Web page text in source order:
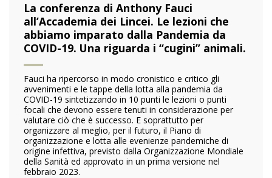
La conferenza di Anthony Fauci
all’Accademia dei Lincei. Le lezioni che
abbiamo imparato dalla Pandemia da
COVID-19. Una riguarda i “cugini” animali.
Fauci ha ripercorso in modo cronistico e critico gli
avvenimenti e le tappe della lotta alla pandemia da
COVID-19 sintetizzando in 10 punti le lezioni o punti
focali che devono essere tenuti in considerazione per
valutare ciò che è successo. E soprattutto per
organizzare al meglio, per il futuro, il Piano di
organizzazione e lotta alle evenienze pandemiche di
origine infettiva, previsto dalla Organizzazione Mondiale
della Sanità ed approvato in un prima versione nel
febbraio 2023.